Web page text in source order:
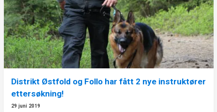
Distrikt Østfold og Follo har fått 2 nye instruktører
ettersøkning!
29 juni 2019